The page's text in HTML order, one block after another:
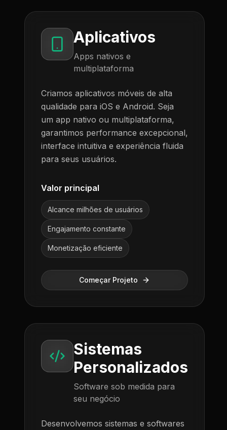
Aplicativos
Apps nativos e
multiplataforma
Criamos aplicativos móveis de alta
qualidade para iOS e Android. Seja
um app nativo ou multiplataforma,
garantimos performance excepcional,
interface intuitiva e experiência fluida
para seus usuários.
Valor principal
Alcance milhões de usuários
Engajamento constante
Monetização eficiente
Começar Projeto
Sistemas
Personalizados
Software sob medida para
seu negócio
Desenvolvemos sistemas e softwares